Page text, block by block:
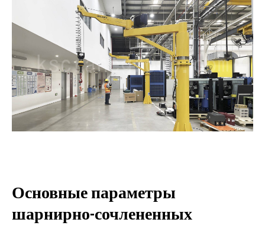
Основные параметры
шарнирно-сочлененных